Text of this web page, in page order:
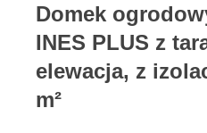
Domek
INES PLUS z
elewacja, z
m²